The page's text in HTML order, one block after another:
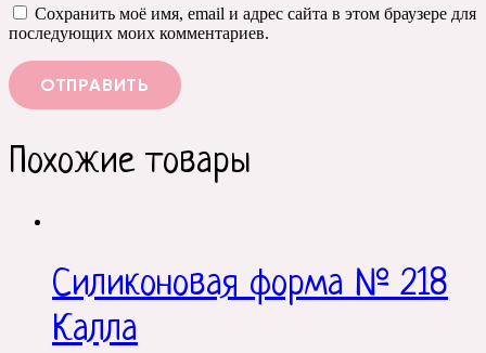
Сохранить моё имя, email и адрес сайта в этом браузере для
последующих моих комментариев.
Похожие товары
Силиконовая форма № 218
Калла